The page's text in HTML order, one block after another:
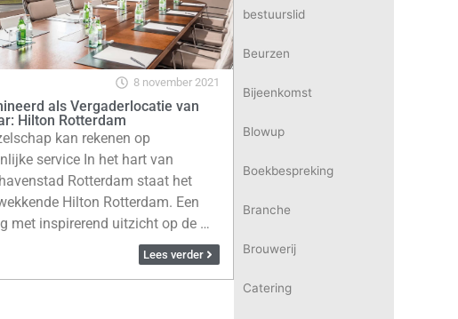
8 november 2021
als Vergaderlocatie van
Hilton Rotterdam
kan rekenen op
service In het hart van
Rotterdam staat het
Hilton Rotterdam. Een
met inspirerend uitzicht op de …
Lees verder
bestuurslid
Beurzen
Bijeenkomst
Blowup
Boekbespreking
Branche
Brouwerij
Catering